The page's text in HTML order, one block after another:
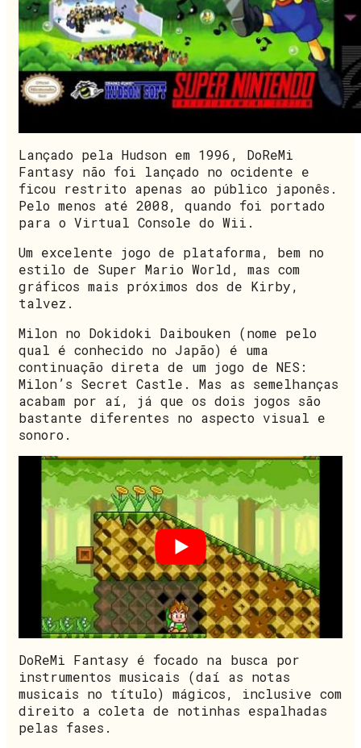
Lançado pela Hudson em 1996, DoReMi
Fantasy não foi lançado no ocidente e
ficou restrito apenas ao público japonês.
Pelo menos até 2008, quando foi portado
para o Virtual Console do Wii.
Um excelente jogo de plataforma, bem no
estilo de Super Mario World, mas com
gráficos mais próximos dos de Kirby,
talvez.
Milon no Dokidoki Daibouken (nome pelo
qual é conhecido no Japão) é uma
continuação direta de um jogo de NES:
Milon’s Secret Castle. Mas as semelhanças
acabam por aí, já que os dois jogos são
bastante diferentes no aspecto visual e
sonoro.
DoReMi Fantasy é focado na busca por
instrumentos musicais (daí as notas
musicais no título) mágicos, inclusive com
direito a coleta de notinhas espalhadas
pelas fases.